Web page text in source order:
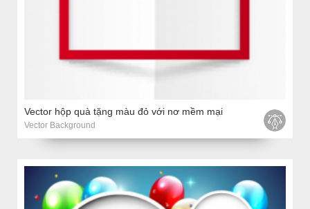
Vector hộp quà tặng màu đỏ với nơ mềm mại
Vector Background